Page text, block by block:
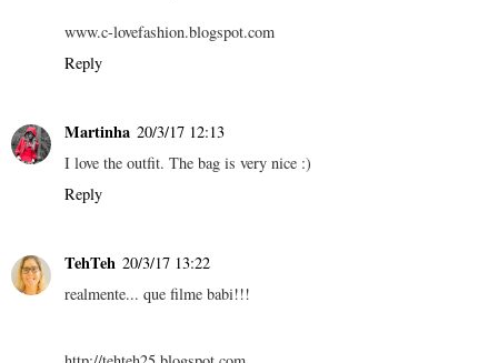
www.c-lovefashion.blogspot.com
Reply
Martinha 20/3/17 12:13
I love the outfit. The bag is very nice :)
Reply
TehTeh 20/3/17 13:22
realmente... que filme babi!!!